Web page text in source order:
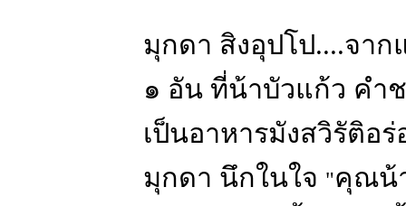
มุกดา สิงอุปโป....จาก
๑ อัน ที่น้าบัวแก้ว คำ
เป็นอาหารมังสวิรัติอ
มุกดา นึกในใจ "คุณน้